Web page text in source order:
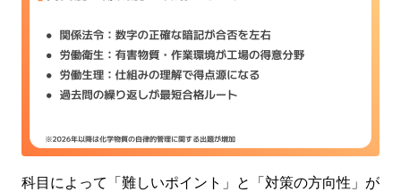
科目によって「難しいポイント」と「対策の方向性」が